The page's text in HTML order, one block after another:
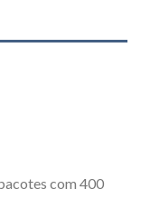
com 400